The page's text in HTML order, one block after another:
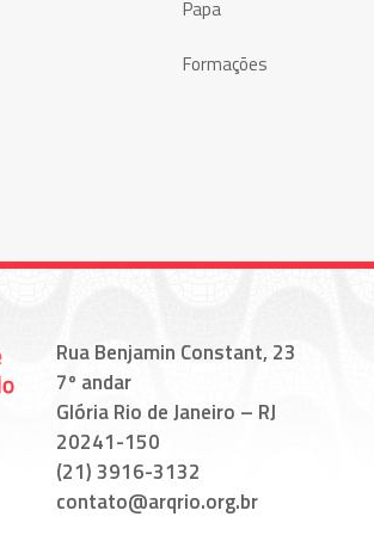
Papa
Formações
Rua Benjamin Constant, 23
7º andar
Glória Rio de Janeiro – RJ
20241-150
(21) 3916-3132
contato@arqrio.org.br